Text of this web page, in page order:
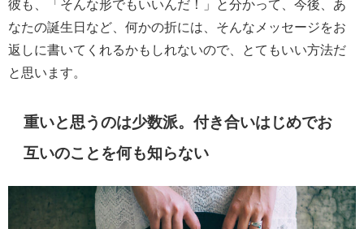
彼も、「そんな形でもいいんだ！」と分かって、今後、あ
なたの誕生日など、何かの折には、そんなメッセージをお
返しに書いてくれるかもしれないので、とてもいい方法だ
と思います。
重いと思うのは少数派。付き合いはじめでお
互いのことを何も知らない